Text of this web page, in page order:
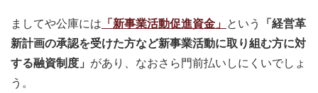
ましてや公庫には 「新事業活動促進資金」 という
「経営革
新計画の承認を受けた方など新事業活動に取り組む方に対
する融資制度」 があり、なおさら門前払いしにくいでしょ
う。